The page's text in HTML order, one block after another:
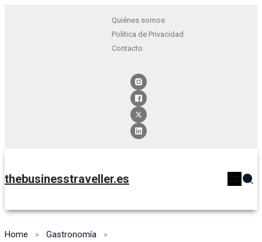
Quiénes somos
Política de Privacidad
Contacto
thebusinesstraveller.es
Home
Gastronomía